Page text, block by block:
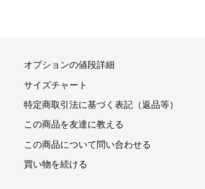
オプションの値段詳細
サイズチャート
特定商取引法に基づく表記（返品等）
この商品を友達に教える
この商品について問い合わせる
買い物を続ける